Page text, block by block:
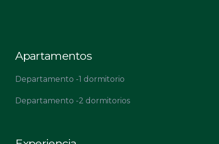
Apartamentos
Departamento -1 dormitorio
Departamento -2 dormitorios